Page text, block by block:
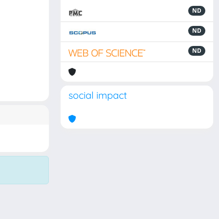
ND
ND
ND
social impact